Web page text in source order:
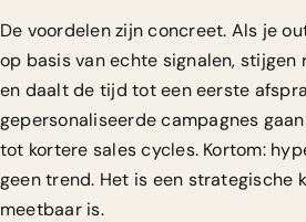
De voordelen zijn concreet. Als je
op basis van echte signalen,
en daalt de tijd tot een eerste
gepersonaliseerde campagnes
tot kortere sales cycles. Kortom:
geen trend. Het is een strategische
meetbaar is.